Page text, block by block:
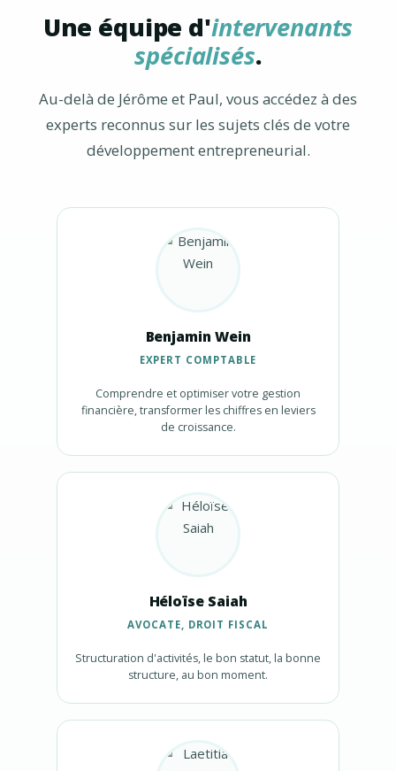
Une équipe d'intervenants
spécialisés.
Au-delà de Jérôme et Paul, vous accédez à des
experts reconnus sur les sujets clés de votre
développement entrepreneurial.
Benjamin Wein
EXPERT COMPTABLE
Comprendre et optimiser votre gestion
financière, transformer les chiffres en leviers
de croissance.
Héloïse Saiah
AVOCATE, DROIT FISCAL
Structuration d'activités, le bon statut, la bonne
structure, au bon moment.